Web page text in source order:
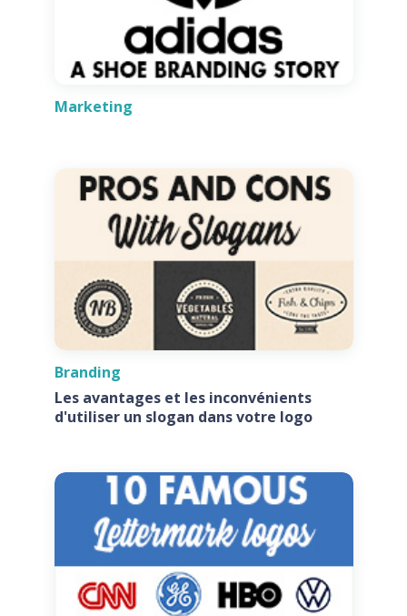
Marketing
Branding
Les avantages et les inconvénients
d'utiliser un slogan dans votre logo